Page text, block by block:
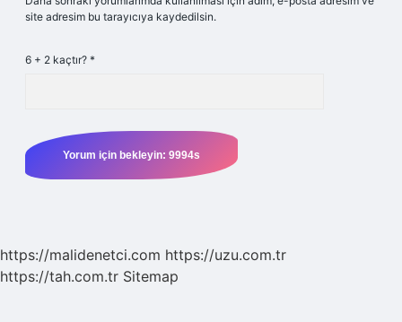
site adresim bu tarayıcıya kaydedilsin.
6 + 2 kaçtır? *
https://malidenetci.com https://uzu.com.tr
https://tah.com.tr Sitemap